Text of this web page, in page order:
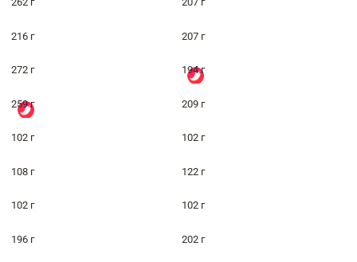
216 г 207 г
272 г 194 г
259 г 209 г
102 г 102 г
108 г 122 г
102 г 102 г
196 г 202 г